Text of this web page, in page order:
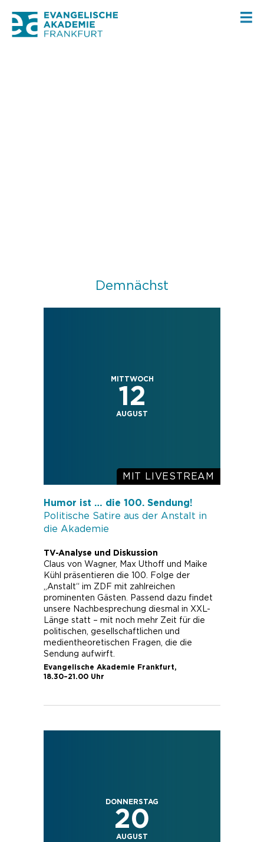
Demnächst
MITTWOCH
12
AUGUST
Humor ist … die 100. Sendung!
Politische Satire aus der Anstalt in
die Akademie
TV-Analyse und Diskussion
Claus von Wagner, Max Uthoff und Maike
Kühl präsentieren die 100. Folge der
„Anstalt“ im ZDF mit zahlreichen
prominenten Gästen. Passend dazu findet
unsere Nachbesprechung diesmal in XXL-
Länge statt – mit noch mehr Zeit für die
politischen, gesellschaftlichen und
medientheoretischen Fragen, die die
Sendung aufwirft.
Evangelische Akademie Frankfurt,
18.30–21.00 Uhr
DONNERSTAG
20
AUGUST